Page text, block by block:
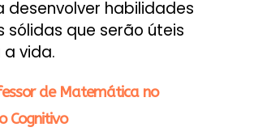
habilidades
que serão úteis
vida.
de Matemática no
Cognitivo